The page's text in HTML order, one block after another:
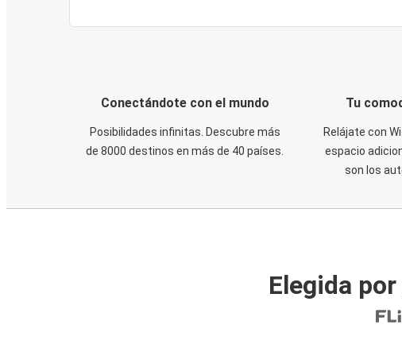
Conectándote con el mundo
Posibilidades infinitas. Descubre más
de 8000 destinos en más de 40 países.
Tu
Relájate con
espacio
son los
Elegida